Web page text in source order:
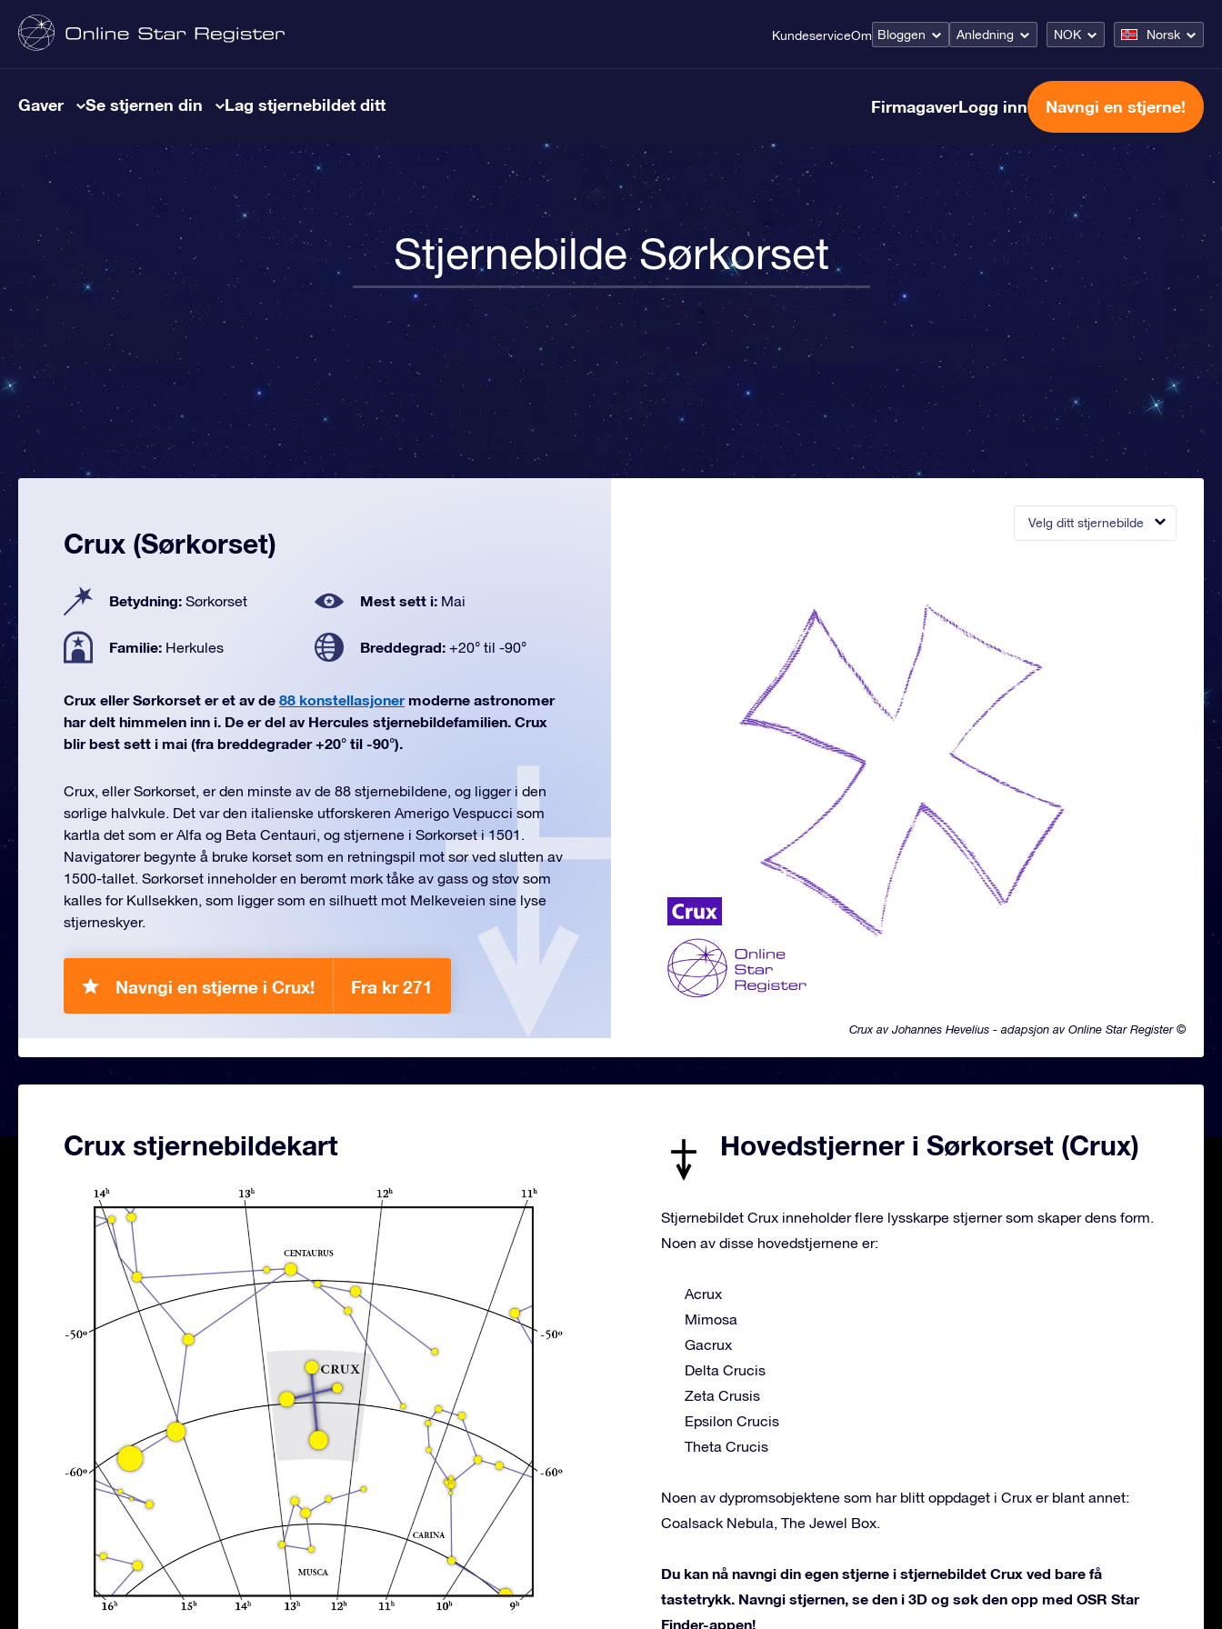
KundeserviceOm Bloggen Anledning NOK Norsk
Gaver Se stjernen din Lag stjernebildet ditt FirmagaverLogg inn Navngi en stjerne!
Stjernebilde Sørkorset
Velg ditt stjernebilde
Crux av Johannes Hevelius - adapsjon av Online Star Register ©
Crux (Sørkorset)
Betydning: Sørkorset Mest sett i: Mai
Familie: Herkules Breddegrad: +20° til -90°
Crux eller Sørkorset er et av de 88 konstellasjonermoderne astronomer
har delt himmelen inn i. De er del av Hercules stjernebildefamilien. Crux
blir best sett i mai (fra breddegrader +20° til -90°).
Crux, eller Sørkorset, er den minste av de 88 stjernebildene, og ligger i den
sørlige halvkule. Det var den italienske utforskeren Amerigo Vespucci som
kartla det som er Alfa og Beta Centauri, og stjernene i Sørkorset i 1501.
Navigatører begynte å bruke korset som en retningspil mot sør ved slutten av
1500-tallet. Sørkorset inneholder en berømt mørk tåke av gass og støv som
kalles for Kullsekken, som ligger som en silhuett mot Melkeveien sine lyse
stjerneskyer.
Navngi en stjerne i Crux! Fra kr 271
Crux stjernebildekart Hovedstjerner i Sørkorset (Crux)
Stjernebildet Crux inneholder flere lysskarpe stjerner som skaper dens form.
Noen av disse hovedstjernene er:
Acrux
Mimosa
Gacrux
Delta Crucis
Zeta Crusis
Epsilon Crucis
Theta Crucis
Noen av dypromsobjektene som har blitt oppdaget i Crux er blant annet:
Coalsack Nebula, The Jewel Box.
Du kan nå navngi din egen stjerne i stjernebildet Crux ved bare få
tastetrykk. Navngi stjernen, se den i 3D og søk den opp med OSR Star
Finder-appen!